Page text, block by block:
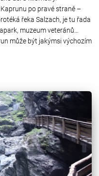
po pravé straně –
řeka Salzach, je tu řada
muzeum veteránů…
může být jakýmsi výchozím